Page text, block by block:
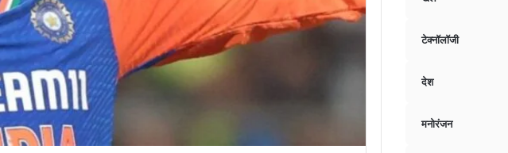
टेक्नॉलॉजी
देश
मनोरंजन